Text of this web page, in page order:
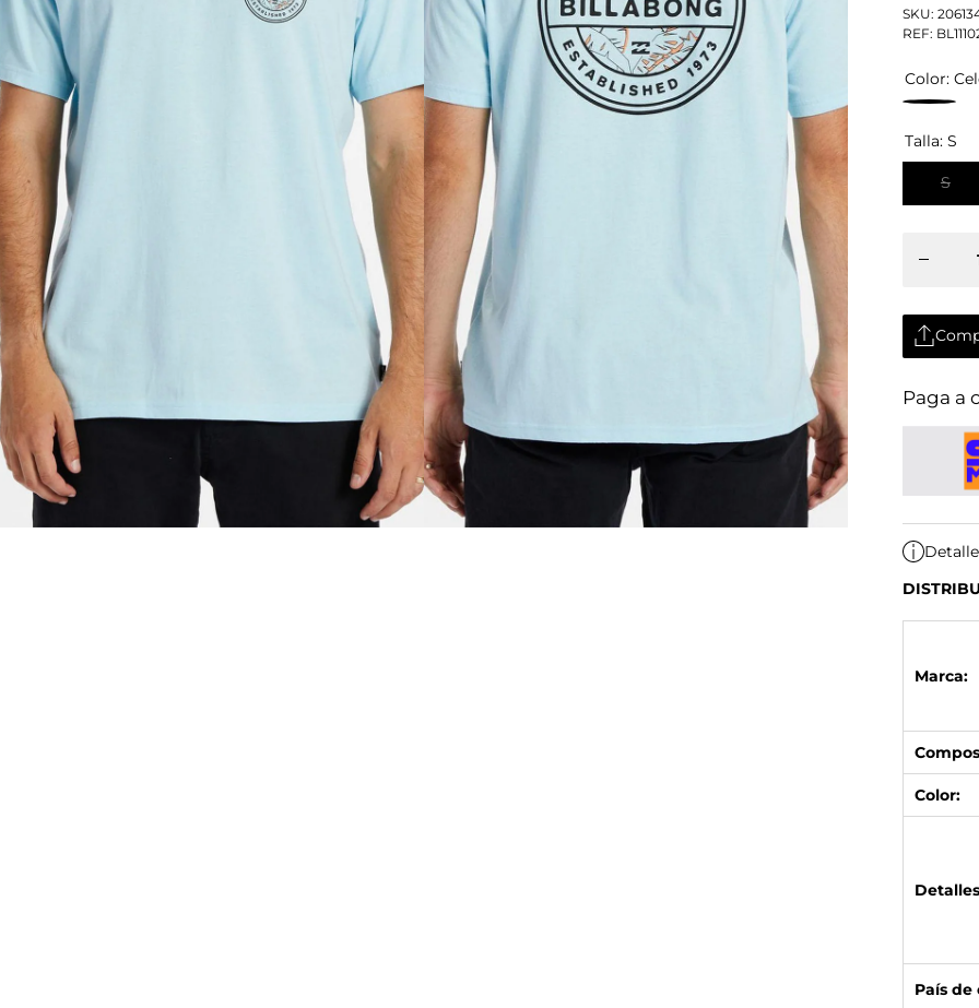
SKU:
REF:
Color:
Talla:S
S
Disminuir
Camiseta
Paga a
Marca:
Color:
País de